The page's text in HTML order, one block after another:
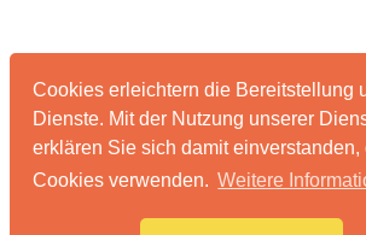
Cookies erleichtern die Bereitstellung
Dienste. Mit der Nutzung unserer
erklären Sie sich damit einverstanden,
Cookies verwenden. Weitere